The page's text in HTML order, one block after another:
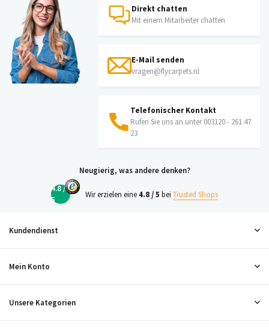
Direkt chatten
Mit einem Mitarbeiter chatten
E-Mail senden
vragen@flycarpets.nl
Telefonischer Kontakt
Rufen Sie uns an unter 003120 - 261 47
23
Neugierig, was andere denken?
4.8 /
5
Wir erzielen eine 4.8 / 5 bei Trusted Shops
Kundendienst
Mein Konto
Unsere Kategorien